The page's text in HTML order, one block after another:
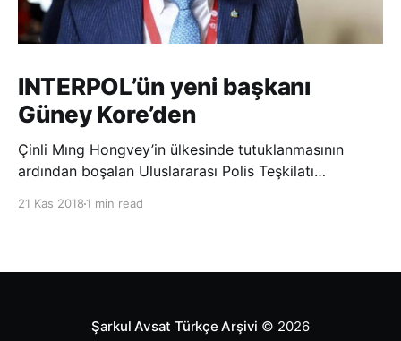
INTERPOL’ün yeni başkanı
Güney Kore’den
Çinli Mıng Hongvey’in ülkesinde tutuklanmasının
ardından boşalan Uluslararası Polis Teşkilatı
21 Kas 2018 1 min read
Şarkul Avsat Türkçe Arşivi © 2026